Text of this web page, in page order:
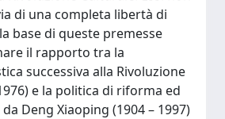
di una completa libertà di
base di queste premesse
il rapporto tra la
successiva alla Rivoluzione
e la politica di riforma ed
Deng Xiaoping (1904 – 1997)